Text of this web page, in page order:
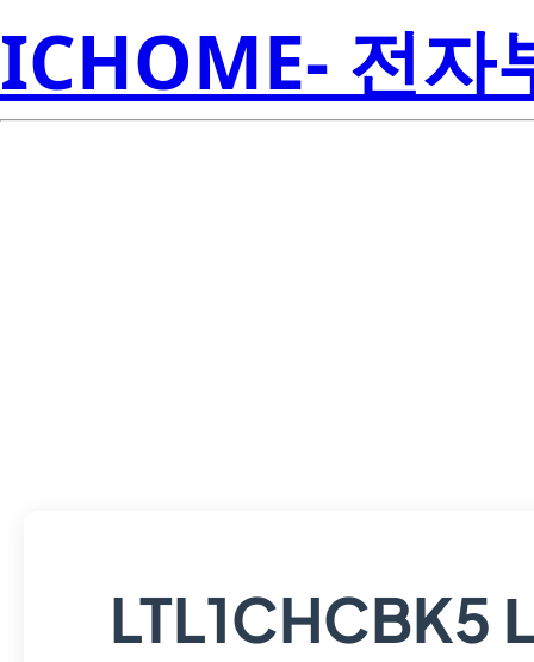
ICHOME- 전자
LTL1CHCBK5